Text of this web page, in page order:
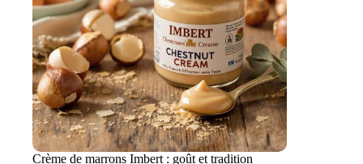
Crème de marrons Imbert : goût et tradition